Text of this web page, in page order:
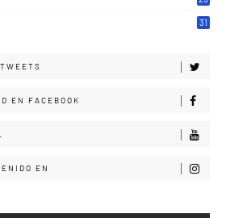
31
EN FACEBOOK
EN